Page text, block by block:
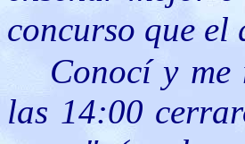
concurso que el
Conocí y me
las 14:00